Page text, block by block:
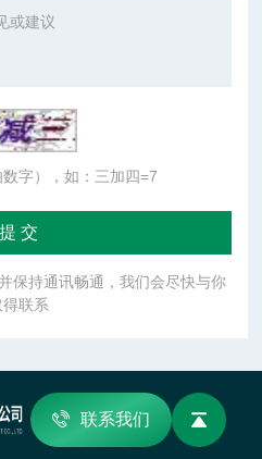
字），如：三加四=7
保持通讯畅通，我们会尽快与你
得联系
联系我们